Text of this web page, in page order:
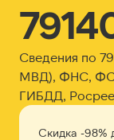
Сведения по
МВД), ФНС,
ГИБДД,
Скидка -98%